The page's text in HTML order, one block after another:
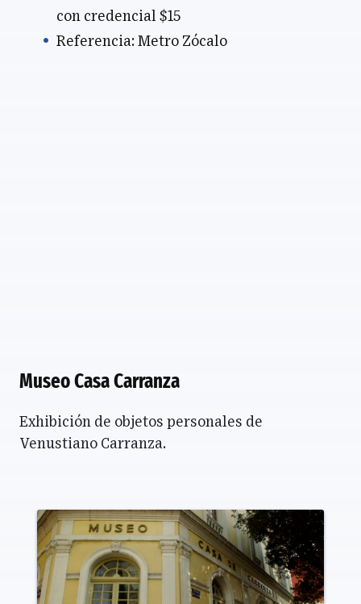
con credencial $15
Referencia: Metro Zócalo
Museo Casa Carranza
Exhibición de objetos personales de
Venustiano Carranza.